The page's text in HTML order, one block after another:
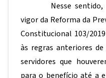
Nesse
vigor da Reforma da
Constitucional 103/
às regras anteriores
servidores que
para o benefício até a